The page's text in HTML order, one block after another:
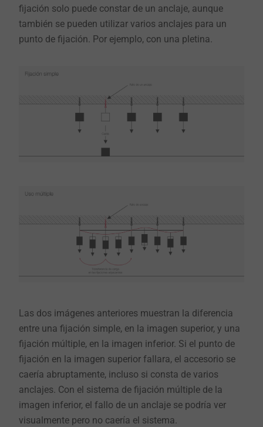
fijación solo puede constar de un anclaje, aunque
también se pueden utilizar varios anclajes para un
punto de fijación. Por ejemplo, con una pletina.
Las dos imágenes anteriores muestran la diferencia
entre una fijación simple, en la imagen superior, y una
fijación múltiple, en la imagen inferior. Si el punto de
fijación en la imagen superior fallara, el accesorio se
caería abruptamente, incluso si consta de varios
anclajes. Con el sistema de fijación múltiple de la
imagen inferior, el fallo de un anclaje se podría ver
visualmente pero no caería el sistema.